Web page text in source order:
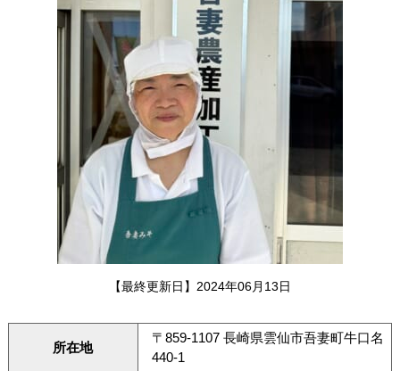
【最終更新日】2024年06月13日
所在地
〒859-1107 長崎県雲仙市吾妻町牛口名
440-1